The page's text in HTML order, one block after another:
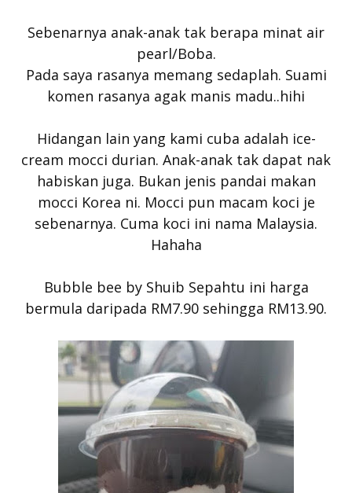
Sebenarnya anak-anak tak berapa minat air
pearl/Boba.
Pada saya rasanya memang sedaplah. Suami
komen rasanya agak manis madu..hihi
Hidangan lain yang kami cuba adalah ice-
cream mocci durian. Anak-anak tak dapat nak
habiskan juga. Bukan jenis pandai makan
mocci Korea ni. Mocci pun macam koci je
sebenarnya. Cuma koci ini nama Malaysia.
Hahaha
Bubble bee by Shuib Sepahtu ini harga
bermula daripada RM7.90 sehingga RM13.90.